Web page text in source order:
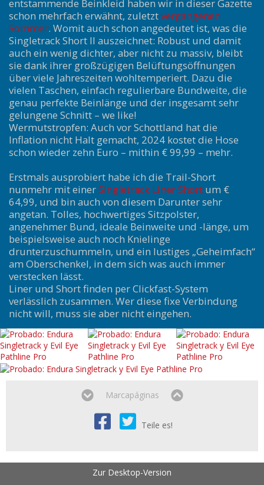
entstammende Beinkleid haben wir in dieser Gazette
schon mehrfach erwähnt, zuletztvergangenen
Sommer. Womit auch schon angedeutet ist, was die
Singletrack Short II auszeichnet: Robust und damit
auch ein wenig dichter, aber nicht zu massiv, bleibt
sie dank ihrer großzügigen Belüftungsöffnungen
über viele Jahreszeiten wohltemperiert. Dazu die
vielen Taschen, einfach regulierbare Bundweite, die
genau perfekte Beinlänge und der insgesamt sehr
gelungene Schnitt – we like!
Wermutstropfen: Auch vor Schottland hat die
Inflation nicht Halt gemacht, 2024 kostet die Hose
schon wieder zehn Euro – mithin € 99,99 – mehr.
Erstmals ausprobiert habe ich die Trail-Short
nunmehr mit einerSingletrack Liner Shortum €
64,99, und bin auch von diesem Darunter sehr
angetan. Tolles, hochwertiges Sitzpolster,
angenehmer Bund, ideale Beinweite und -länge, um
beispielsweise auch noch Knielinge
drunterzuschummeln, und ein lustiges „Geheimfach“
am Oberschenkel, in dem sich was auch immer
verstecken lässt.
Liner und Short finden per Clickfast-System
verlässlich zusammen. Wer diese fixe Verbindung
nicht will, muss sie aber nicht eingehen.
Marcapáginas
Teile es!
Zur Desktop-Version